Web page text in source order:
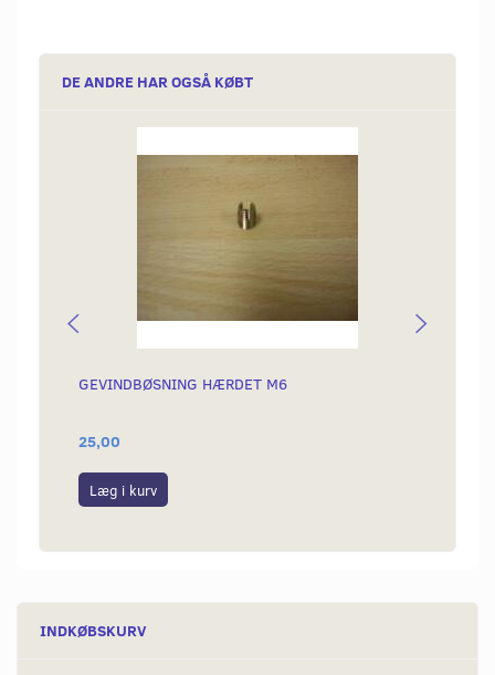
DE ANDRE HAR OGSÅ KØBT
GEVINDBØSNING HÆRDET M6
25,00
Læg i kurv
INDKØBSKURV